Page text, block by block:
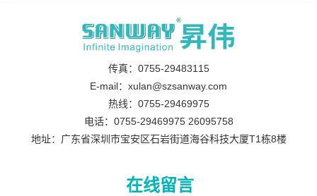
传真：0755-29483115
E-mail：xulan@szsanway.com
热线：0755-29469975
电话：0755-29469975 26095758
地址：广东省深圳市宝安区石岩街道海谷科技大厦T1栋8楼
在线留言